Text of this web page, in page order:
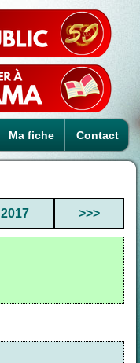
Ma fiche Contact
2017 >>>